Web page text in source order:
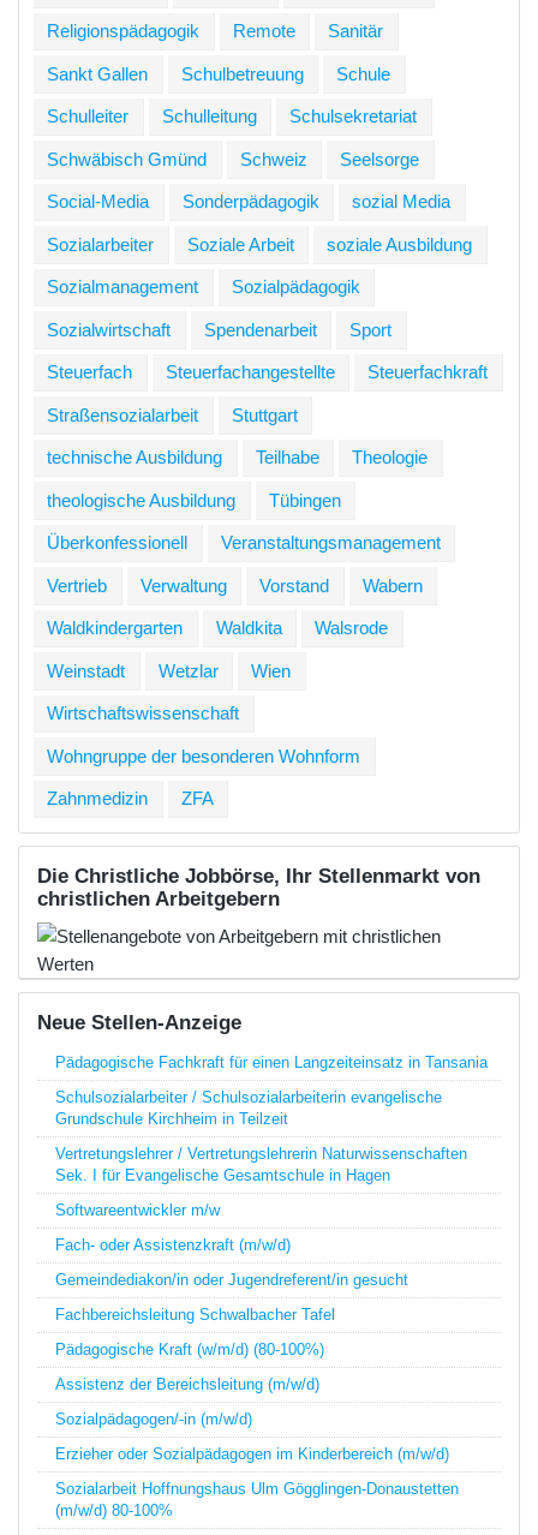
Religionspädagogik Remote Sanitär
Sankt Gallen Schulbetreuung Schule
Schulleiter Schulleitung Schulsekretariat
Schwäbisch Gmünd Schweiz Seelsorge
Social-Media Sonderpädagogik sozial Media
Sozialarbeiter Soziale Arbeit soziale Ausbildung
Sozialmanagement Sozialpädagogik
Sozialwirtschaft Spendenarbeit Sport
Steuerfach Steuerfachangestellte Steuerfachkraft
Straßensozialarbeit Stuttgart
technische Ausbildung Teilhabe Theologie
theologische Ausbildung Tübingen
Überkonfessionell Veranstaltungsmanagement
Vertrieb Verwaltung Vorstand Wabern
Waldkindergarten Waldkita Walsrode
Weinstadt Wetzlar Wien
Wirtschaftswissenschaft
Wohngruppe der besonderen Wohnform
Zahnmedizin ZFA
Die Christliche Jobbörse, Ihr Stellenmarkt von
christlichen Arbeitgebern
Neue Stellen-Anzeige
Pädagogische Fachkraft für einen Langzeiteinsatz in Tansania
Schulsozialarbeiter / Schulsozialarbeiterin evangelische
Grundschule Kirchheim in Teilzeit
Vertretungslehrer / Vertretungslehrerin Naturwissenschaften
Sek. I für Evangelische Gesamtschule in Hagen
Softwareentwickler m/w
Fach- oder Assistenzkraft (m/w/d)
Gemeindediakon/in oder Jugendreferent/in gesucht
Fachbereichsleitung Schwalbacher Tafel
Pädagogische Kraft (w/m/d) (80-100%)
Assistenz der Bereichsleitung (m/w/d)
Sozialpädagogen/-in (m/w/d)
Erzieher oder Sozialpädagogen im Kinderbereich (m/w/d)
Sozialarbeit Hoffnungshaus Ulm Gögglingen-Donaustetten
(m/w/d) 80-100%